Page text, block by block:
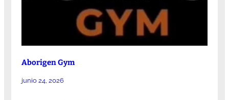
Aborigen Gym
junio 24, 2026